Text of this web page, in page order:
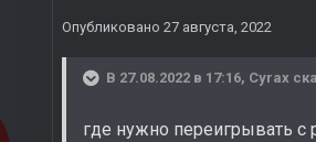
Опубликовано 27 августа, 2022
В 27.08.2022 в 17:16, Cyrax
где нужно переигрывать с